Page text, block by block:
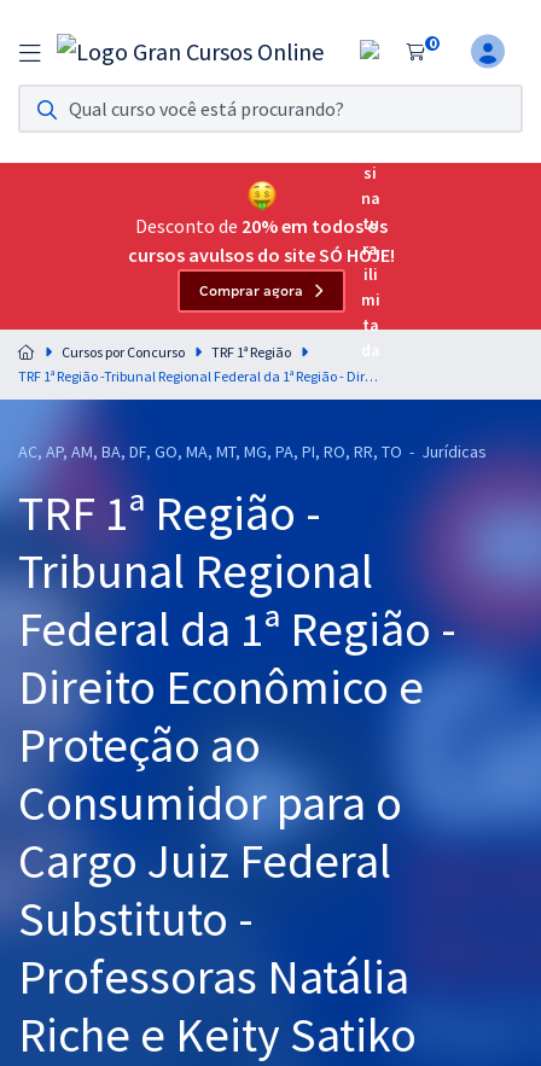
0
Assinatura Ilimitada 11
Acesso a todos os cursos. Teste grátis por 7 dias!
Assinatura OAB Até Passar
Acesso ilimitado a toda preparação para o Exame da
Residências Multiprofissionais
Preparação completa e intensiva para as principais
residências em saúde do Brasil
Cursos 20% OFF
Pós
Graduação
OAB
Questões grátis
Aprovados
Desconto de 20% em todos os
cursos avulsos do site SÓ HOJE!
Comprar agora
Cursos por Concurso
TRF 1ª Região
TRF 1ª Região -Tribunal Regional Federal da 1ª Região - Direito Econômico e Proteção ao Consumidor para o Cargo Juiz Federal Substituto - Professoras Natália Riche e Keity Satiko
AC, AP, AM, BA, DF, GO, MA, MT, MG, PA, PI, RO, RR, TO - Jurídicas
TRF 1ª Região -
Tribunal Regional
Federal da 1ª Região -
Direito Econômico e
Proteção ao
Consumidor para o
Cargo Juiz Federal
Substituto -
Professoras Natália
Riche e Keity Satiko